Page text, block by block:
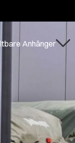
Anhänger